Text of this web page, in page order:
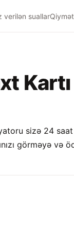
verilən suallar
sizə 24
görməyə və